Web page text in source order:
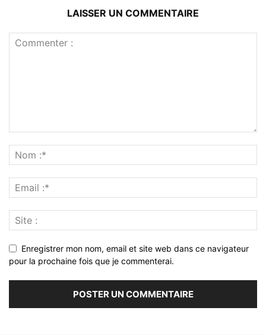
LAISSER UN COMMENTAIRE
Enregistrer mon nom, email et site web dans ce navigateur
pour la prochaine fois que je commenterai.